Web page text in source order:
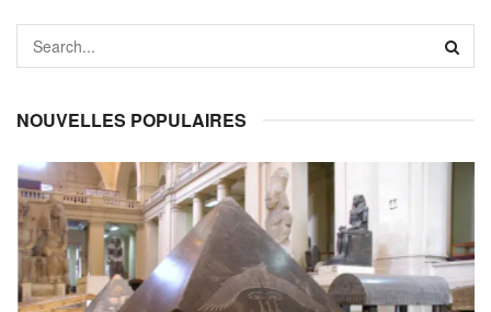
NOUVELLES POPULAIRES